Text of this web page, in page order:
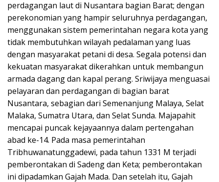
perdagangan laut di Nusantara bagian Barat; dengan
perekonomian yang hampir seluruhnya perdagangan,
menggunakan sistem pemerintahan negara kota yang
tidak membutuhkan wilayah pedalaman yang luas
dengan masyarakat petani di desa. Segala potensi dan
kekuatan masyarakat dikerahkan untuk membangun
armada dagang dan kapal perang. Sriwijaya menguasai
pelayaran dan perdagangan di bagian barat
Nusantara, sebagian dari Semenanjung Malaya, Selat
Malaka, Sumatra Utara, dan Selat Sunda. Majapahit
mencapai puncak kejayaannya dalam pertengahan
abad ke-14. Pada masa pemerintahan
Tribhuwanatunggadewi, pada tahun 1331 M terjadi
pemberontakan di Sadeng dan Keta; pemberontakan
ini dipadamkan Gajah Mada. Dan setelah itu, Gajah